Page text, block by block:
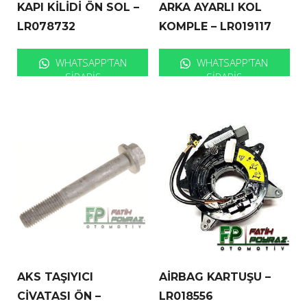
KAPI KİLİDİ ÖN SOL –
LR078732
WHATSAPP'TAN
SIPARIŞ
ARKA AYARLI KOL
KOMPLE – LR019117
WHATSAPP'TAN
SIPARIŞ
AKS TAŞIYICI
CİVATASI ÖN –
AİRBAG KARTUŞU –
LR018556